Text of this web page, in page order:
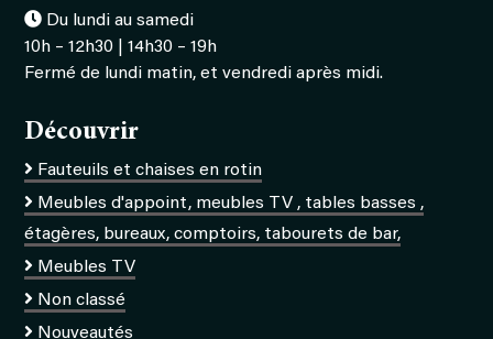
Du lundi au samedi
10h – 12h30 | 14h30 – 19h
Fermé de lundi matin, et vendredi après midi.
Découvrir
Fauteuils et chaises en rotin
Meubles d'appoint, meubles TV , tables basses ,
étagères, bureaux, comptoirs, tabourets de bar,
Meubles TV
Non classé
Nouveautés